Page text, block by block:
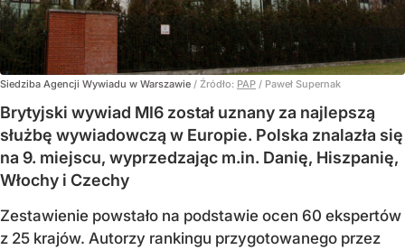
Siedziba Agencji Wywiadu w Warszawie / Źródło: PAP / Paweł Supernak
Brytyjski wywiad MI6 został uznany za najlepszą
służbę wywiadowczą w Europie. Polska znalazła się
na 9. miejscu, wyprzedzając m.in. Danię, Hiszpanię,
Włochy i Czechy
Zestawienie powstało na podstawie ocen 60 ekspertów
z 25 krajów. Autorzy rankingu przygotowanego przez